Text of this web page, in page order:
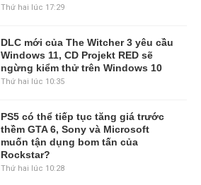
Thứ hai lúc 17:29
DLC mới của The Witcher 3 yêu cầu
Windows 11, CD Projekt RED sẽ
ngừng kiểm thử trên Windows 10
Thứ hai lúc 10:35
PS5 có thể tiếp tục tăng giá trước
thềm GTA 6, Sony và Microsoft
muốn tận dụng bom tấn của
Rockstar?
Thứ hai lúc 10:28